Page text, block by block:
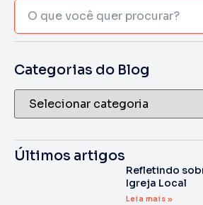
Categorias do Blog
Últimos artigos
Refletindo
Igreja Local
Leia mais »